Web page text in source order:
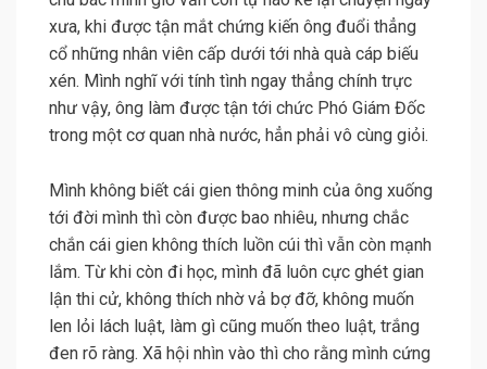
xưa, khi được tận mắt chứng kiến ông đuổi thẳng
cổ những nhân viên cấp dưới tới nhà quà cáp biếu
xén. Mình nghĩ với tính tình ngay thẳng chính trực
như vậy, ông làm được tận tới chức Phó Giám Đốc
trong một cơ quan nhà nước, hẳn phải vô cùng giỏi.
Mình không biết cái gien thông minh của ông xuống
tới đời mình thì còn được bao nhiêu, nhưng chắc
chắn cái gien không thích luồn cúi thì vẫn còn mạnh
lắm. Từ khi còn đi học, mình đã luôn cực ghét gian
lận thi cử, không thích nhờ vả bợ đỡ, không muốn
len lỏi lách luật, làm gì cũng muốn theo luật, trắng
đen rõ ràng. Xã hội nhìn vào thì cho rằng mình cứng